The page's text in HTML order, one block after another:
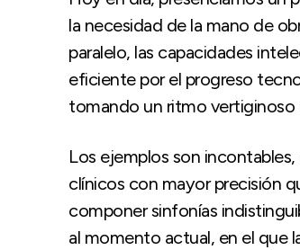
la necesidad de la mano de
paralelo, las capacidades
eficiente por el progreso
tomando un ritmo vertiginoso
Los ejemplos son
clínicos con mayor precisión
componer sinfonías
al momento actual, en el que